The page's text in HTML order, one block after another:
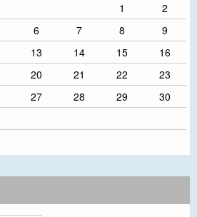
1
2
6 7 8
9
13 14 15
16
20 21 22
23
27 28 29
30